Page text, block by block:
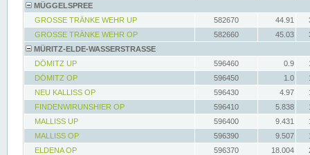
MÜGGELSPREE
GROSSE TRÄNKE WEHR UP
582670 44.91
GROSSE TRÄNKE WEHR OP
582660 45.03
MÜRITZ-ELDE-WASSERSTRASSE
DÖMITZ UP
596460 0.9
DÖMITZ OP
596450 1.0
NEU KALLISS OP
596430 4.97
FINDENWIRUNSHIER OP
596410 5.838
MALLISS UP
596400 9.431
MALLISS OP
596390 9.507
ELDENA OP
596370 18.004